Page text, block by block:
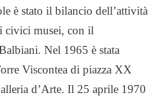
è stato il bilancio dell’attività
civici musei, con il
Nel 1965 è stata
Viscontea di piazza XX
d’Arte. Il 25 aprile 1970